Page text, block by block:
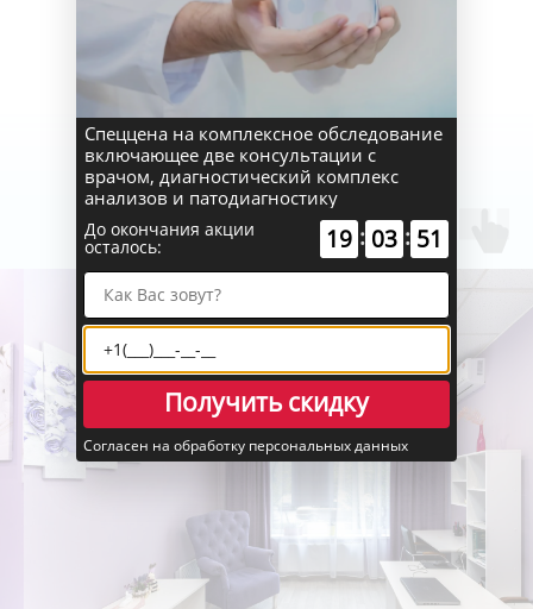
Фото клиники
Пространство
заботы и уюта
Спеццена на комплексное обследование
включающее две консультации с
врачом, диагностический комплекс
анализов и патодиагностику
До окончания акции
осталось: 19 : 03 : 51
Получить скидку
Согласен на обработку персональных данных